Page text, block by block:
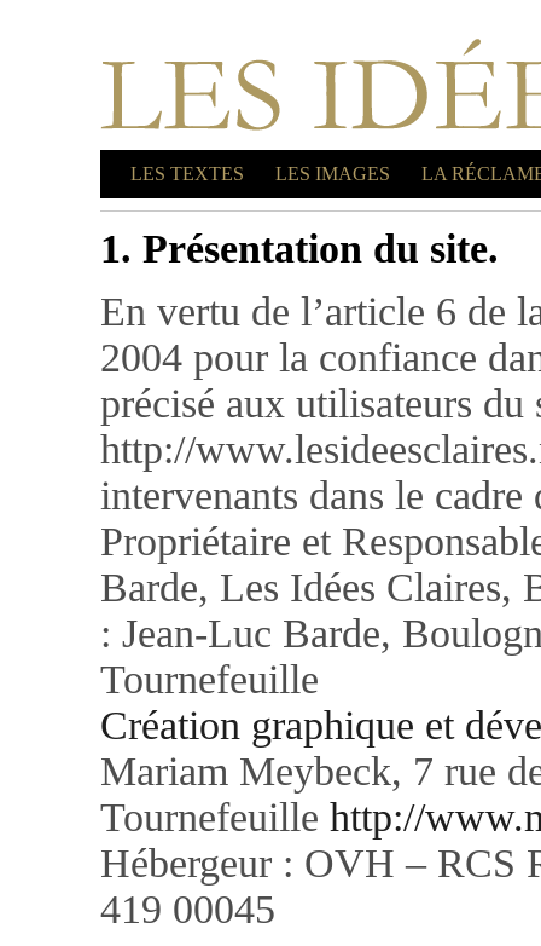
LES TEXTES LES IMAGES LA
1. Présentation du site.
En vertu de l’article 6 de
2004 pour la confiance
précisé aux utilisateurs du
http://
intervenants dans le
Propriétaire et
Barde, Les Idées Claires,
: Jean-Luc Barde,
Tournefeuille
Création graphique et
Mariam Meybeck, 7 rue
Tournefeuille http://
Hébergeur : OVH – RCS
419 00045